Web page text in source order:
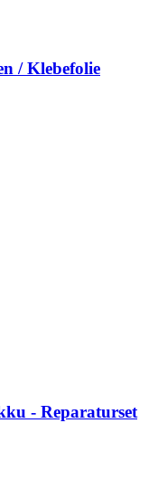
/ Klebefolie
- Reparaturset